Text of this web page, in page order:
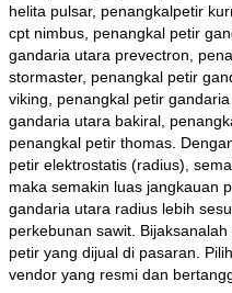
helita pulsar, penangkalpetir
cpt nimbus, penangkal petir
gandaria utara prevectron,
stormaster, penangkal petir
viking, penangkal petir
gandaria utara bakiral,
penangkal petir thomas.
petir elektrostatis (radius),
maka semakin luas jangkauan
gandaria utara radius lebih
perkebunan sawit.
petir yang dijual di pasaran.
vendor yang resmi dan